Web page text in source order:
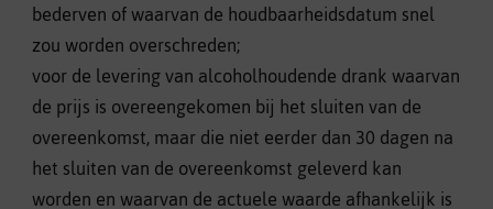
bederven of waarvan de houdbaarheidsdatum snel
zou worden overschreden;
voor de levering van alcoholhoudende drank waarvan
de prijs is overeengekomen bij het sluiten van de
overeenkomst, maar die niet eerder dan 30 dagen na
het sluiten van de overeenkomst geleverd kan
worden en waarvan de actuele waarde afhankelijk is